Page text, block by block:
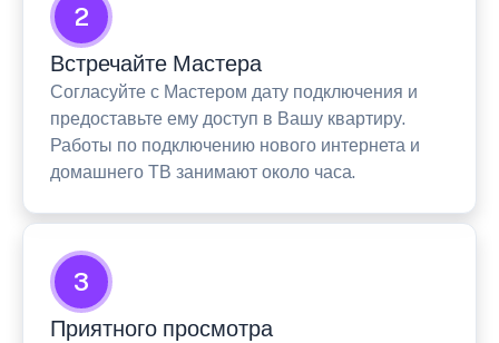
2
Встречайте Мастера
Согласуйте с Мастером дату подключения и
предоставьте ему доступ в Вашу квартиру.
Работы по подключению нового интернета и
домашнего ТВ занимают около часа.
3
Приятного просмотра